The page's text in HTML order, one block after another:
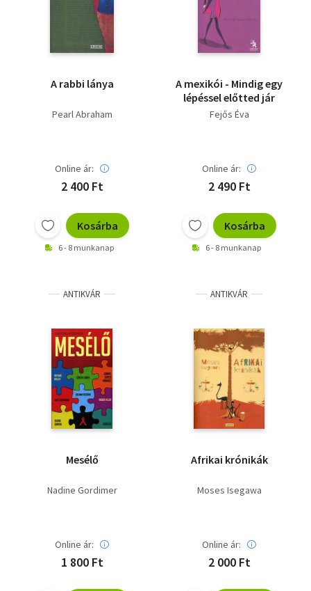
A rabbi lánya
Pearl Abraham
Online ár:
2 400 Ft
Kosárba
6 - 8 munkanap
A mexikói - Mindig egy
lépéssel előtted jár
Fejős Éva
Online ár:
2 490 Ft
Kosárba
6 - 8 munkanap
ANTIKVÁR
Mesélő
Nadine Gordimer
Online ár:
1 800 Ft
ANTIKVÁR
Afrikai krónikák
Moses Isegawa
Online ár:
2 000 Ft